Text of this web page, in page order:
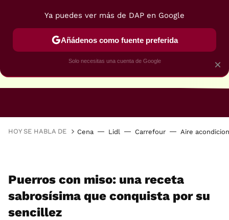
HOY SE HABLA DE Cena Lidl Carrefour Aire
Puerros con miso: una receta
sabrosísima que conquista por su
sencillez
×
Ya puedes ver más de DAP en Google
Añádenos como fuente preferida
Solo necesitas una cuenta de Google